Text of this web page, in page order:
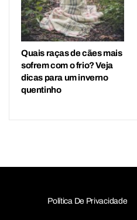
Quais raças de cães mais
sofrem com o frio? Veja
dicas para um inverno
quentinho
Política De Privacidade